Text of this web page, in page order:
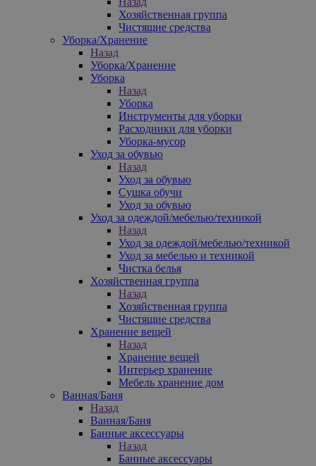
Хозяйственная группа
Чистящие средства
Уборка/Хранение
Назад
Уборка/Хранение
Уборка
Назад
Уборка
Инструменты для уборки
Расходники для уборки
Уборка-мусор
Уход за обувью
Назад
Уход за обувью
Сушка обучи
Уход за обувью
Уход за одеждой/мебелью/техникой
Назад
Уход за одеждой/мебелью/техникой
Уход за мебелью и техникой
Чистка белья
Хозяйственная группа
Назад
Хозяйственная группа
Чистящие средства
Хранение вещей
Назад
Хранение вещей
Интерьер хранение
Мебель хранение дом
Ванная/Баня
Назад
Ванная/Баня
Банные аксессуары
Назад
Банные аксессуары